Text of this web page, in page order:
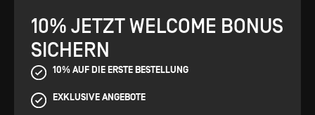
10% JETZT WELCOME BONUS
SICHERN
10% AUF DIE ERSTE BESTELLUNG
EXKLUSIVE ANGEBOTE